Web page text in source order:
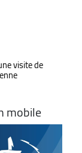
visite de
mobile